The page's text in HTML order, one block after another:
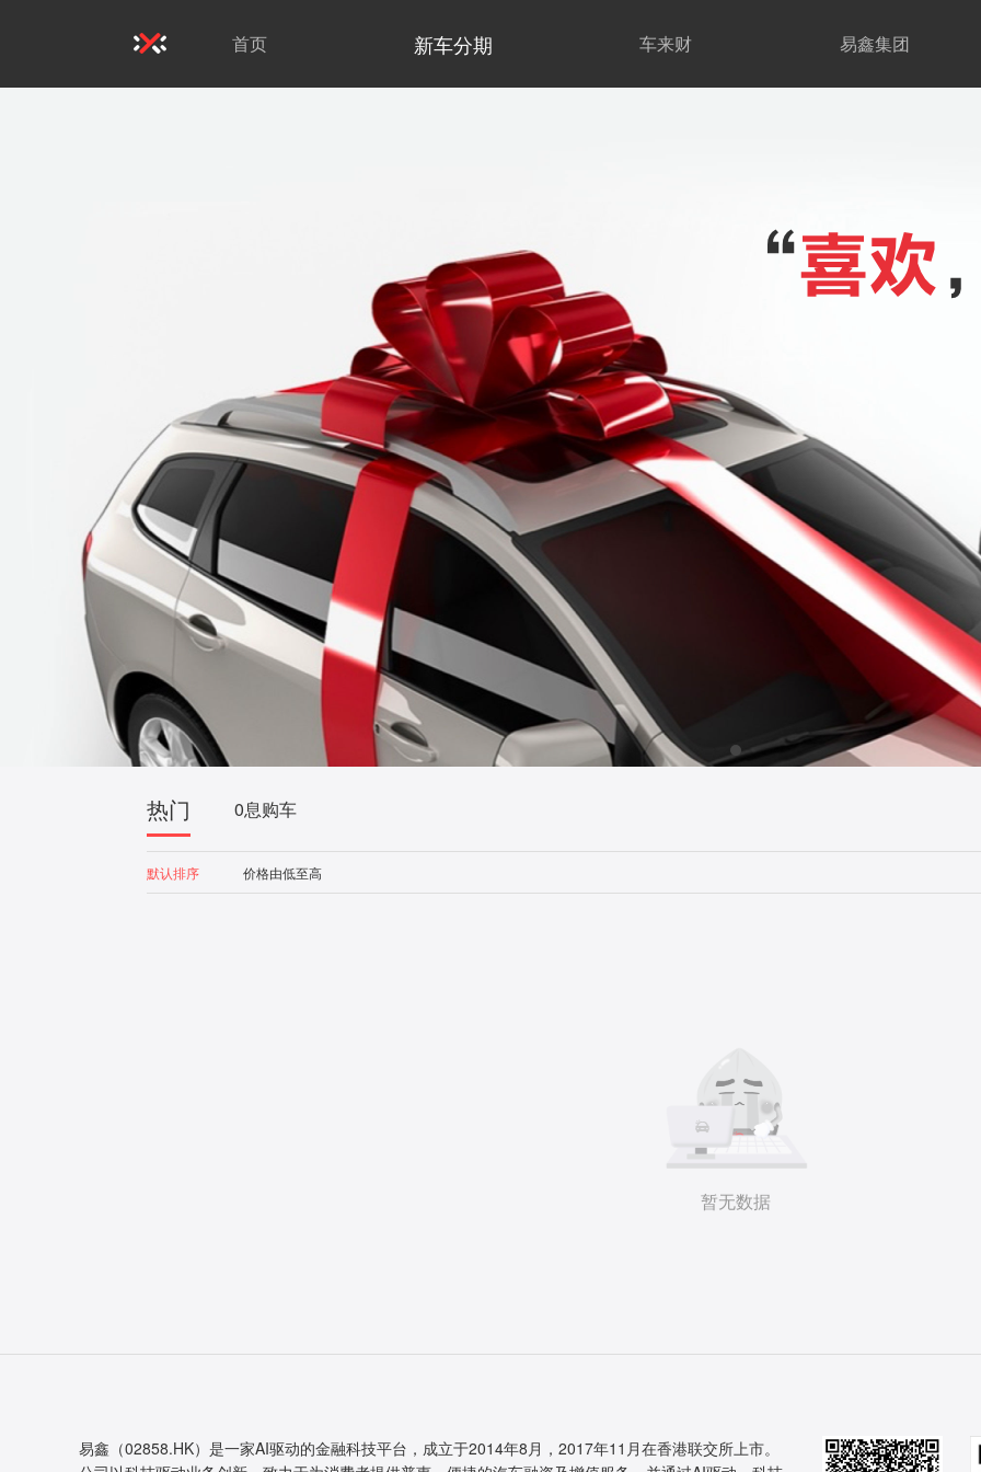
首页 新车分期 车来财 易鑫集团
热门 0息购车
默认排序 价格由低至高
暂无数据
易鑫（02858.HK）是一家AI驱动的金融科技平台，成立于2014年8月，2017年11月在香港联交所上市。